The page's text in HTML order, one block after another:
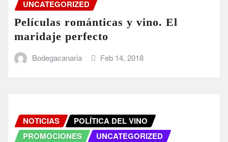
UNCATEGORIZED
Películas románticas y vino. El
maridaje perfecto
Bodegacanaria Feb 14, 2018
NOTICIAS
POLÍTICA DEL VINO
PROMOCIONES
UNCATEGORIZED